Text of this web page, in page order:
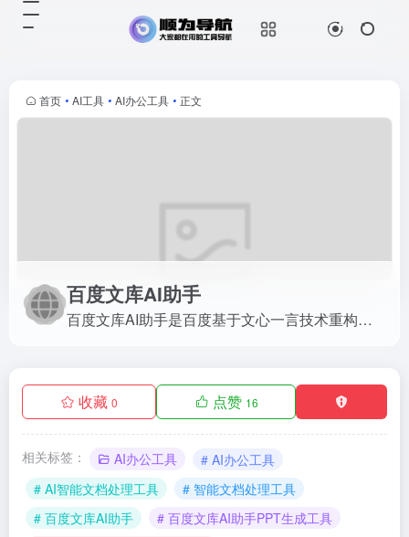
首页 • AI工具 • AI办公工具 • 正文
百度文库AI助手
百度文库AI助手是百度基于文心一言技术重构的一站式智能文档处理工具，致力于为用户提供高效的问题解答、内容创作、内容总结以及PPT编辑等全方位支持。其深厚的技术底蕴与智能能力...
收藏 0 点赞 16
相关标签： AI办公工具
# AI办公工具
# AI智能文档处理工具
# 智能文档处理工具
# 百度文库AI助手
# 百度文库AI助手PPT生成工具
具，致力于为用户提供高效的问题解
答、内容创作、内容总结以及PPT编
辑等全方位支持。其深厚的技术底...